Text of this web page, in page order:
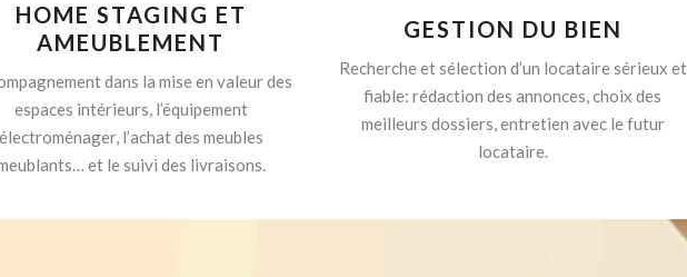
HOME STAGING ET
AMEUBLEMENT
dans la mise en valeur des
espaces intérieurs, l’équipement
électroménager, l’achat des meubles
et le suivi des livraisons.
GESTION DU BIEN
Recherche et sélection d’un locataire sérieux et
fiable: rédaction des annonces, choix des
meilleurs dossiers, entretien avec le futur
locataire.